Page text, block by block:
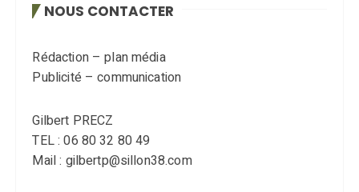
NOUS CONTACTER
Rédaction – plan média
Publicité – communication
Gilbert PRECZ
TEL : 06 80 32 80 49
Mail : gilbertp@sillon38.com